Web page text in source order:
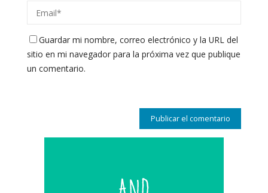
Guardar mi nombre, correo electrónico y la URL del
sitio en mi navegador para la próxima vez que publique
un comentario.